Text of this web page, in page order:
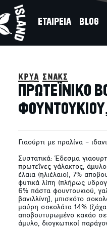
ΕΤΑΙΡΕΙΑ BLOG
κρύα σνακς
ΠΡΩΤΕΪΝΙΚΟ
Γιαούρτι με πραλίνα –
Συστατικά: Έδεσμα
πρωτεΐνες γάλακτος,
έλαια (ηλιέλαιο), 7%
φυτικά λίπη (πλήρως
6% πάστα φουντουκιού,
βανιλλίνη], μπισκότο
μαύρη σοκολάτα 14%
αποβουτυρωμένο κακάο
άμυλο, διογκωτικοί